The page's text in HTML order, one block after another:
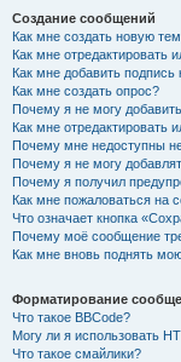
Создание сообщений
Как мне создать новую
Как мне отредактировать
Как мне добавить
Как мне создать опрос?
Почему я не могу
Как мне отредактировать
Почему мне недоступны
Почему я не могу
Почему я получил
Как мне пожаловаться на
Что означает кнопка
Почему моё сообщение
Как мне вновь поднять
Форматирование
Что такое BBCode?
Могу ли я использовать
Что такое смайлики?